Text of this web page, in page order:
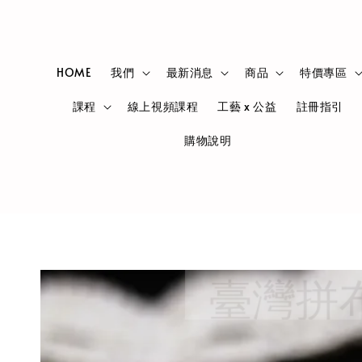
HOME 我們 最新消息 商品 特價專區
課程 線上視頻課程 工藝 x 公益 註冊指引
購物說明